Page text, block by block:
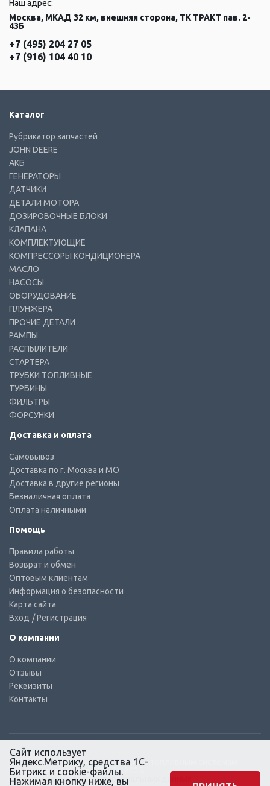
Наш адрес:
Москва, МКАД 32 км, внешняя сторона, ТК ТРАКТ пав. 2-
43Б
+7 (495) 204 27 05
+7 (916) 104 40 10
Каталог
Рубрикатор запчастей
JOHN DEERE
АКБ
ГЕНЕРАТОРЫ
ДАТЧИКИ
ДЕТАЛИ МОТОРА
ДОЗИРОВОЧНЫЕ БЛОКИ
КЛАПАНА
КОМПЛЕКТУЮЩИЕ
КОМПРЕССОРЫ КОНДИЦИОНЕРА
МАСЛО
НАСОСЫ
ОБОРУДОВАНИЕ
ПЛУНЖЕРА
ПРОЧИЕ ДЕТАЛИ
РАМПЫ
РАСПЫЛИТЕЛИ
СТАРТЕРА
ТРУБКИ ТОПЛИВНЫЕ
ТУРБИНЫ
ФИЛЬТРЫ
ФОРСУНКИ
Доставка и оплата
Самовывоз
Доставка по г. Москва и МО
Доставка в другие регионы
Безналичная оплата
Оплата наличными
Помощь
Правила работы
Возврат и обмен
Оптовым клиентам
Информация о безопасности
Карта сайта
Вход / Регистрация
О компании
О компании
Отзывы
Реквизиты
Контакты
© КТС-Дизель – Комплектующие к топливным системам
Все права защищены, 2003 – 2025
Согласие на обработку персональных данных
Сайт использует
Яндекс.Метрику, средства 1С-
Битрикс и cookie-файлы.
Нажимая кнопку ниже, вы